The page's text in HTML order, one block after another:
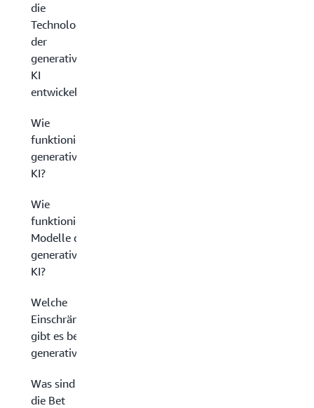
die
Technologie
der
generativen
KI
entwickelt?
Wie
funktioniert
generative
KI?
Wie
funktionieren
Modelle der
generativen
KI?
Welche
Einschränkungen
gibt es bei
generativer KI?
Was sind
die Bet